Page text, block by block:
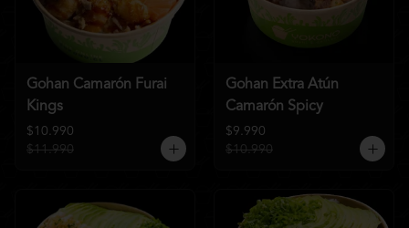
Gohan Camarón Furai
Kings
$10.990
$11.990
Gohan Extra Atún
Camarón Spicy
$9.990
$10.990